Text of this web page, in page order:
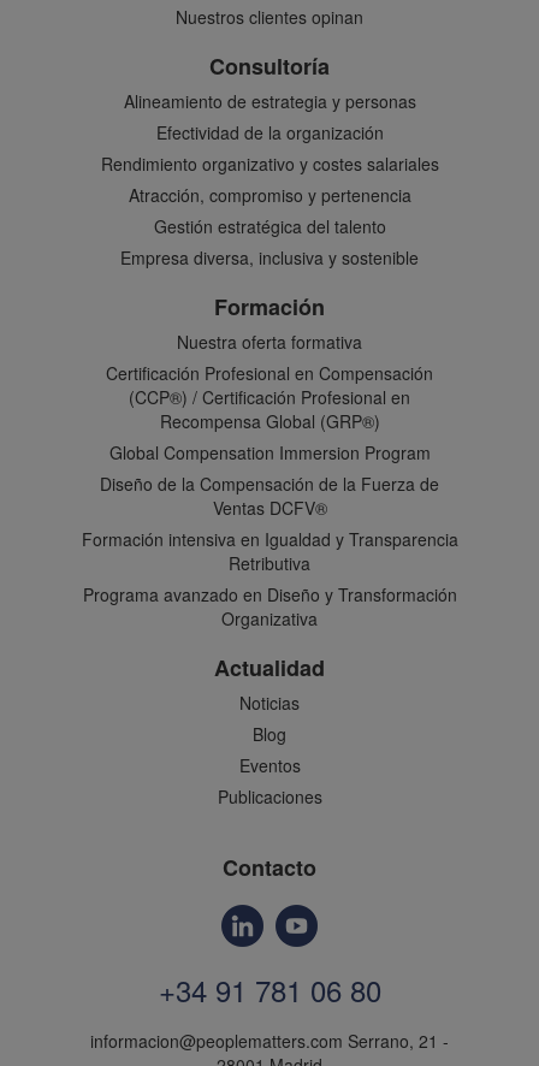
Nuestros clientes opinan
Consultoría
Alineamiento de estrategia y personas
Efectividad de la organización
Rendimiento organizativo y costes salariales
Atracción, compromiso y pertenencia
Gestión estratégica del talento
Empresa diversa, inclusiva y sostenible
Formación
Nuestra oferta formativa
Certificación Profesional en Compensación
(CCP®) / Certificación Profesional en
Recompensa Global (GRP®)
Global Compensation Immersion Program
Diseño de la Compensación de la Fuerza de
Ventas DCFV®
Formación intensiva en Igualdad y Transparencia
Retributiva
Programa avanzado en Diseño y Transformación
Organizativa
Actualidad
Noticias
Blog
Eventos
Publicaciones
Contacto
+34 91 781 06 80
informacion@peoplematters.com Serrano, 21 -